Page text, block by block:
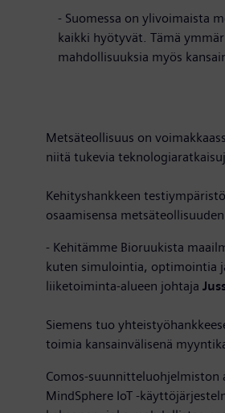
- Suomessa on ylivoimaista
kaikki hyötyvät. Tämä
mahdollisuuksia myös
Metsäteollisuus on
niitä tukevia
Kehityshankkeen
osaamisensa
- Kehitämme Bioruukista
kuten simulointia, optimointia
liiketoiminta-alueen johtaja
Siemens tuo
toimia kansainvälisenä
Comos-suunnitteluohjelmiston
MindSphere IoT -